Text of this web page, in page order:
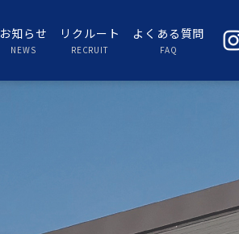
お知らせ
NEWS
リクルート
RECRUIT
よくある質問
FAQ